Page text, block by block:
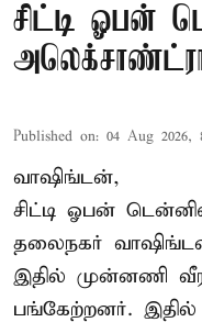
சிட்டி ஓபன்
Published on: 04 Aug 2026,
வாஷிங்டன்,
சிட்டி ஓபன்
தலைநகர்
இதில் முன்னணி
பங்கேற்றனர்.